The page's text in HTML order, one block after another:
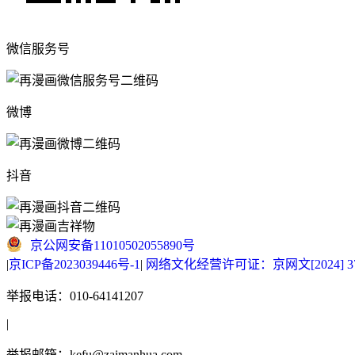
微信服务号
微博
抖音
京公网安备11010502055890号
|京ICP备2023039446号-1 | 网络文化经营许可证：京网文[2024]
举报电话：010-64141207
|